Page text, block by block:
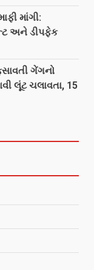
માંગી:
અને ડીપફેક
ગેંગનો
લૂંટ ચલાવતા, 15